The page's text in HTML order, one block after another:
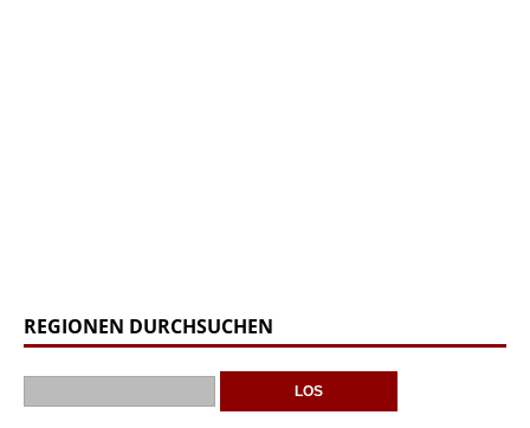
REGIONEN DURCHSUCHEN